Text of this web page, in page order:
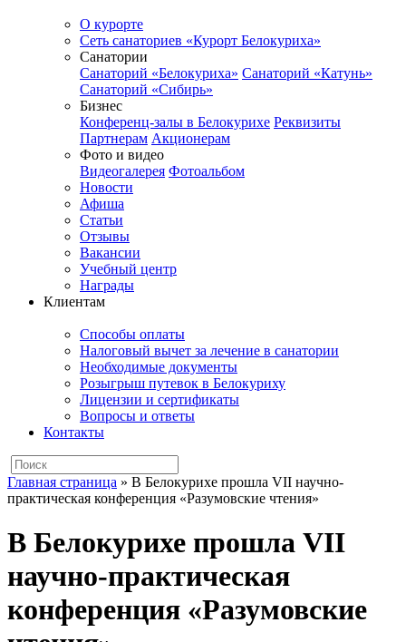
О курорте
Сеть санаториев «Курорт Белокуриха»
Санатории
Санаторий «Белокуриха» Санаторий «Катунь»
Санаторий «Сибирь»
Бизнес
Конференц-залы в Белокурихе Реквизиты
Партнерам Акционерам
Фото и видео
Видеогалерея Фотоальбом
Новости
Афиша
Статьи
Отзывы
Вакансии
Учебный центр
Награды
Клиентам
Способы оплаты
Налоговый вычет за лечение в санатории
Необходимые документы
Розыгрыш путевок в Белокуриху
Лицензии и сертификаты
Вопросы и ответы
Контакты
Главная страница » В Белокурихе прошла VII научно-
практическая конференция «Разумовские чтения»
В Белокурихе прошла VII
научно-практическая
конференция «Разумовские